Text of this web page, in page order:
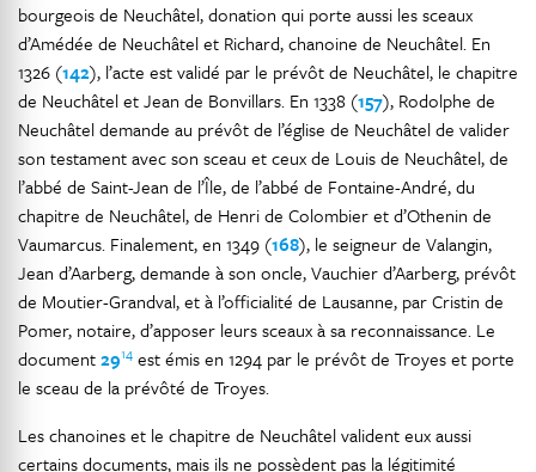
bourgeois de Neuchâtel, donation qui porte aussi les sceaux
d’Amédée de Neuchâtel et Richard, chanoine de Neuchâtel. En
1326 (142), l’acte est validé par le prévôt de Neuchâtel, le chapitre
de Neuchâtel et Jean de Bonvillars. En 1338 (157), Rodolphe de
Neuchâtel demande au prévôt de l’église de Neuchâtel de valider
son testament avec son sceau et ceux de Louis de Neuchâtel, de
l’abbé de Saint-Jean de l’Île, de l’abbé de Fontaine-André, du
chapitre de Neuchâtel, de Henri de Colombier et d’Othenin de
Vaumarcus. Finalement, en 1349 (168), le seigneur de Valangin,
Jean d’Aarberg, demande à son oncle, Vauchier d’Aarberg, prévôt
de Moutier-Grandval, et à l’officialité de Lausanne, par Cristin de
Pomer, notaire, d’apposer leurs sceaux à sa reconnaissance. Le
document2914 est émis en 1294 par le prévôt de Troyes et porte
le sceau de la prévôté de Troyes.
Les chanoines et le chapitre de Neuchâtel valident eux aussi
certains documents, mais ils ne possèdent pas la légitimité